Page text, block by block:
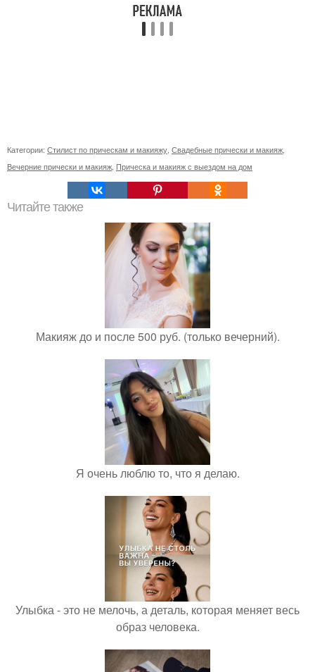
Категории: Стилист по прическам и макияжу Свадебные прически и макияж
Вечерние прически и макияж Прическа и макияж с выездом на дом
Читайте также
Макияж до и после 500 руб. (только вечерний).
Я очень люблю то, что я делаю.
Улыбка - это не мелочь, а деталь, которая меняет весь
образ человека.